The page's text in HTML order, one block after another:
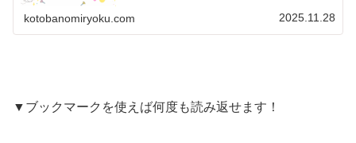
kotobanomiryoku.com 2025.11.28
▼ブックマークを使えば何度も読み返せます！